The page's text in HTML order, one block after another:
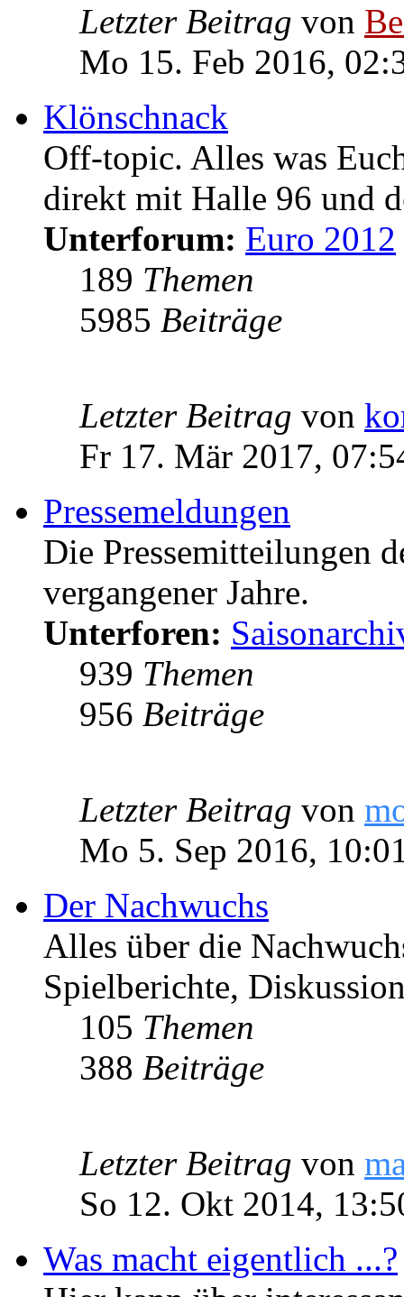
Letzter Beitrag von
Mo 15. Feb 2016,
Klönschnack
Off-topic. Alles was
direkt mit Halle 96 und
Unterforum: Euro 2012
189 Themen
5985 Beiträge
Letzter Beitrag von
Fr 17. Mär 2017,
Pressemeldungen
Die Pressemitteilungen
vergangener Jahre.
Unterforen:
939 Themen
956 Beiträge
Letzter Beitrag von
Mo 5. Sep 2016,
Der Nachwuchs
Alles über die
Spielberichte,
105 Themen
388 Beiträge
Letzter Beitrag von
So 12. Okt 2014,
Was macht eigentlich ...?